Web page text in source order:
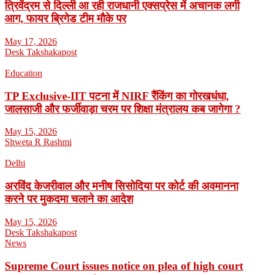
त्रिवेंद्रम से दिल्ली आ रही राजधानी एक्सप्रेस में अचानक लगी
आग, फायर ब्रिगेड टीम मौके पर
May 17, 2026
Desk Takshakapost
Education
TP Exclusive-IIT पटना में NIRF रैंकिंग का गोरखधंधा,
जालसाजी और फर्जीवाड़ा चरम पर शिक्षा मंत्रालय कब जागेगा ?
May 15, 2026
Shweta R Rashmi
Delhi
अरविंद केजरीवाल और मनीष सिसोदिया पर कोर्ट की अवमानना
करने पर मुकदमा चलाने का आदेश
May 15, 2026
Desk Takshakapost
News
Supreme Court issues notice on plea of high court